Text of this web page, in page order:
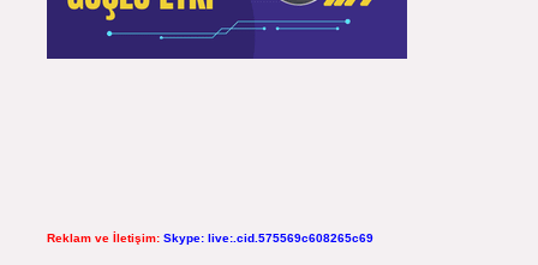
Reklam ve İletişim: Skype: live:.cid.575569c608265c69